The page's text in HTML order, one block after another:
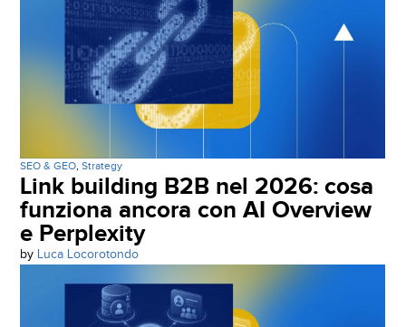
SEO & GEO,Strategy
Link building B2B nel 2026: cosa
funziona ancora con AI Overview
e Perplexity
by Luca Locorotondo